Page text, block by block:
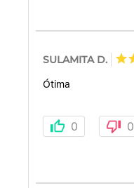
SULAMITA D.
Ótima
0 0